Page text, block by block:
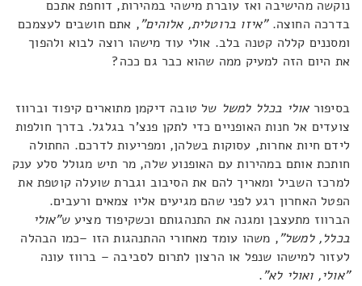
נוקשה מהישיבה ואז עוברת מישהי במהירות, דוחפת אתכם
בדרכה החוצה."איזו ברוטלית, אלוהים", אתם חושבים לעצמכם
ומסננים קללה קטנה בלב. אולי עוד מישהו רוצה לבוא ולהפוך
את היום הזה למעיק ממה שהוא כבר גם ככה?
בסיפוראולי בכלל למשל של טובה דיקמן מתוארים קיפוד וברווז
צועדים אל חנות האופניים כדי לתקן פנצ'ר בגלגל. בדרך חולפות
לידם חיות אחרות, עסוקות בשלהן, ומפריעות לדרכם. החתולה
חותכת אותם במהירות עם האופנוע שלה, מר תיש מגולל סלע ענק
למרכז השביל ומאריך להם את הסיבוב וגברת שועלה קוטפת את
הפטל האחרון רגע לפני שהם מגיעים אליו צמאים ורעבים.
הברווז מתעצבן ומגנה את התנהגותם וכשקיפוד מציע ש"אולי
בכלל, למשל", משהו עומד מאחורי ההתנהגות הזו –כמו הבהלה
לעזור למישהו שנפל או הרצון לתרום לסביבה – ברווז עונה
"אולי, ואולי לא".